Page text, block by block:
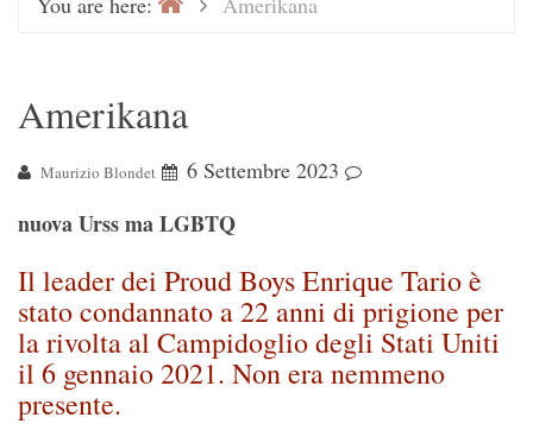
Amerikana
Maurizio Blondet 6 Settembre 2023
nuova Urss ma LGBTQ
Il leader dei Proud Boys Enrique Tario è
stato condannato a 22 anni di prigione per
la rivolta al Campidoglio degli Stati Uniti
il 6 gennaio 2021. Non era nemmeno
presente.